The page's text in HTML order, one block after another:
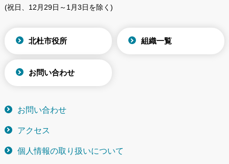
(祝日、12月29日～1月3日を除く)
北杜市役所 組織一覧
お問い合わせ
お問い合わせ
アクセス
個人情報の取り扱いについて